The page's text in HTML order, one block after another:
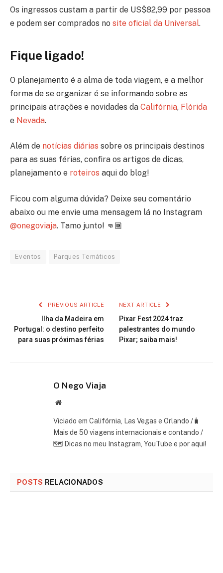
Os ingressos custam a partir de US$82,99 por pessoa
e podem ser comprados no site oficial da Universal.
Fique ligado!
O planejamento é a alma de toda viagem, e a melhor
forma de se organizar é se informando sobre as
principais atrações e novidades da Califórnia, Flórida
e Nevada.
Além de notícias diárias sobre os principais destinos
para as suas férias, confira os artigos de dicas,
planejamento e roteiros aqui do blog!
Ficou com alguma dúvida? Deixe seu comentário
abaixo ou me envie uma mensagem lá no Instagram
@onegoviaja. Tamo junto! 👊🏾
Eventos Parques Temáticos
PREVIOUS ARTICLE
Ilha da Madeira em
Portugal: o destino perfeito
para suas próximas férias
NEXT ARTICLE
Pixar Fest 2024 traz
palestrantes do mundo
Pixar; saiba mais!
O Nego Viaja
Website
Viciado em Califórnia, Las Vegas e Orlando /🧳
Mais de 50 viagens internacionais e contando /
🗺 Dicas no meu Instagram, YouTube e por aqui!
POSTS RELACIONADOS